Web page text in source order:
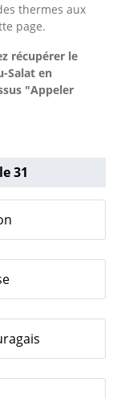
thermes aux
page.
récupérer le
Salat en
"Appeler
31